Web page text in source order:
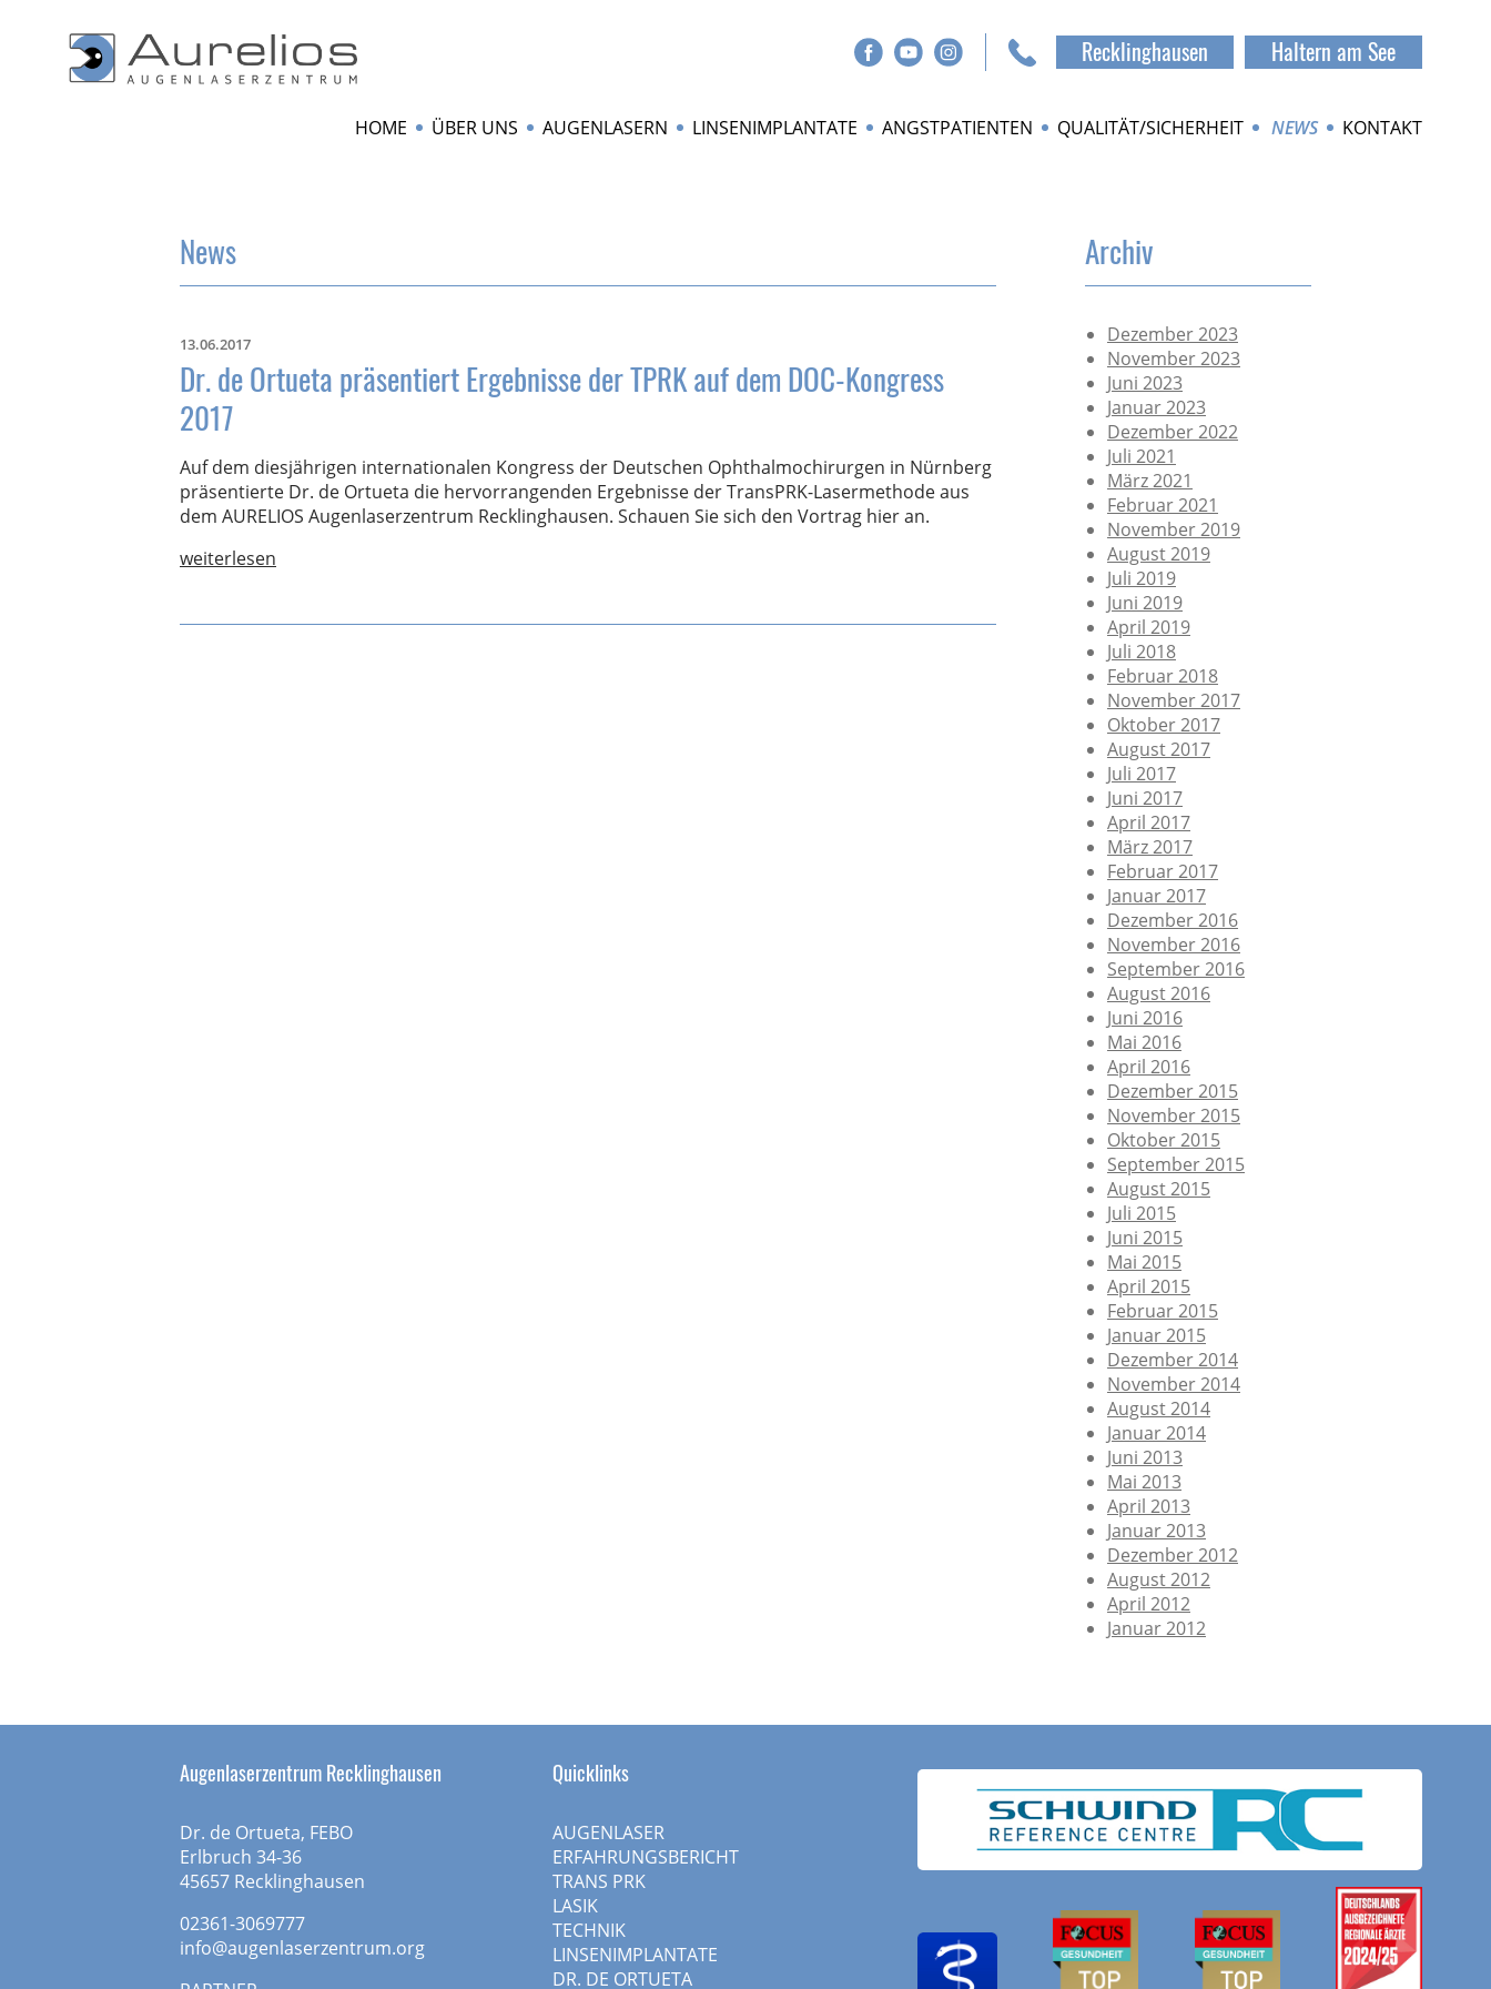
Recklinghausen Haltern am See
HOME ÜBER UNS AUGENLASERN LINSENIMPLANTATE ANGSTPATIENTEN QUALITÄT/SICHERHEIT NEWS KONTAKT
News
13.06.2017
Dr. de Ortueta präsentiert Ergebnisse der TPRK auf dem DOC-Kongress
2017
Auf dem diesjährigen internationalen Kongress der Deutschen Ophthalmochirurgen in Nürnberg
präsentierte Dr. de Ortueta die hervorrangenden Ergebnisse der TransPRK-Lasermethode aus
dem AURELIOS Augenlaserzentrum Recklinghausen. Schauen Sie sich den Vortrag hier an.
weiterlesen
Archiv
Dezember 2023
November 2023
Juni 2023
Januar 2023
Dezember 2022
Juli 2021
März 2021
Februar 2021
November 2019
August 2019
Juli 2019
Juni 2019
April 2019
Juli 2018
Februar 2018
November 2017
Oktober 2017
August 2017
Juli 2017
Juni 2017
April 2017
März 2017
Februar 2017
Januar 2017
Dezember 2016
November 2016
September 2016
August 2016
Juni 2016
Mai 2016
April 2016
Dezember 2015
November 2015
Oktober 2015
September 2015
August 2015
Juli 2015
Juni 2015
Mai 2015
April 2015
Februar 2015
Januar 2015
Dezember 2014
November 2014
August 2014
Januar 2014
Juni 2013
Mai 2013
April 2013
Januar 2013
Dezember 2012
August 2012
April 2012
Januar 2012
Augenlaserzentrum Recklinghausen
Dr. de Ortueta, FEBO
Erlbruch 34-36
45657 Recklinghausen
02361-3069777
info@augenlaserzentrum.org
Quicklinks
AUGENLASER
ERFAHRUNGSBERICHT
TRANS PRK
LASIK
TECHNIK
LINSENIMPLANTATE
DR. DE ORTUETA